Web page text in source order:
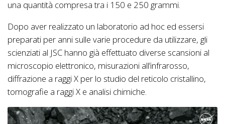
una quantità compresa tra i 150 e 250 grammi.
Dopo aver realizzato un laboratorio ad hoc ed essersi
preparati per anni sulle varie procedure da utilizzare, gli
scienziati al JSC hanno già effettuato diverse scansioni al
microscopio elettronico, misurazioni all’infrarosso,
diffrazione a raggi X per lo studio del reticolo cristallino,
tomografie a raggi X e analisi chimiche.